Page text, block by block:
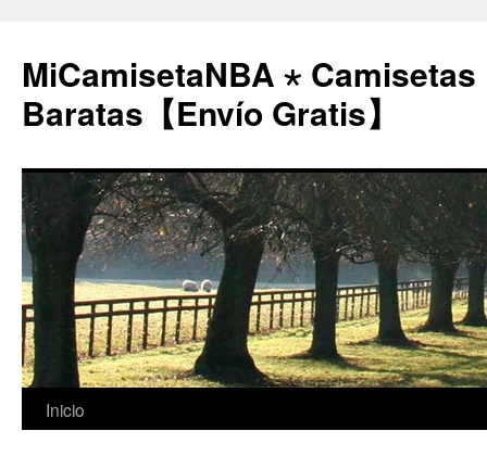
MiCamisetaNBA ⋆ Camisetas
Baratas【Envío Gratis】
Saltar
Inicio